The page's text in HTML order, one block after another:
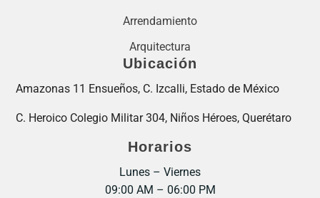
Arrendamiento
Arquitectura
Ubicación
Amazonas 11 Ensueños, C. Izcalli, Estado de México
C. Heroico Colegio Militar 304, Niños Héroes, Querétaro
Horarios
Lunes – Viernes
09:00 AM – 06:00 PM